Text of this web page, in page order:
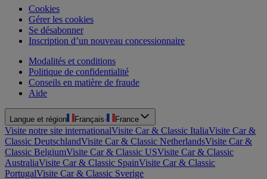
Cookies
Gérer les cookies
Se désabonner
Inscription d’un nouveau concessionnaire
Modalités et conditions
Politique de confidentialité
Conseils en matière de fraude
Aide
Langue et région Français· France
Visite notre site internationalVisite Car & Classic ItaliaVisite Car &
Classic DeutschlandVisite Car & Classic NetherlandsVisite Car &
Classic BelgiumVisite Car & Classic USVisite Car & Classic
AustraliaVisite Car & Classic SpainVisite Car & Classic
PortugalVisite Car & Classic Sverige